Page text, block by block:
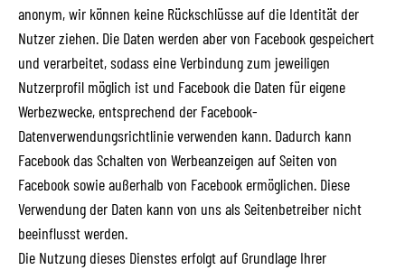
anonym, wir können keine Rückschlüsse auf die Identität der
Nutzer ziehen. Die Daten werden aber von Facebook gespeichert
und verarbeitet, sodass eine Verbindung zum jeweiligen
Nutzerprofil möglich ist und Facebook die Daten für eigene
Werbezwecke, entsprechend der Facebook-
Datenverwendungsrichtlinieverwenden kann. Dadurch kann
Facebook das Schalten von Werbeanzeigen auf Seiten von
Facebook sowie außerhalb von Facebook ermöglichen. Diese
Verwendung der Daten kann von uns als Seitenbetreiber nicht
beeinflusst werden.
Die Nutzung dieses Dienstes erfolgt auf Grundlage Ihrer